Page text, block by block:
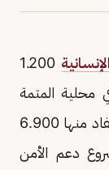
1.200
محلية المتمة
، استفاد منها 6.900
دعم الأمن